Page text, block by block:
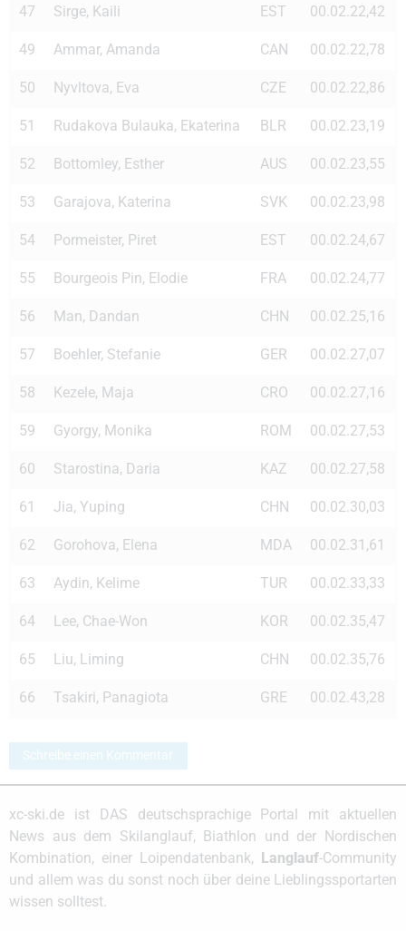
47 Sirge, Kaili EST 00.02.22,42
49 Ammar, Amanda CAN 00.02.22,78
50 Nyvltova, Eva CZE 00.02.22,86
51 Rudakova Bulauka, Ekaterina BLR 00.02.23,19
52 Bottomley, Esther AUS 00.02.23,55
53 Garajova, Katerina SVK 00.02.23,98
54 Pormeister, Piret EST 00.02.24,67
55 Bourgeois Pin, Elodie FRA 00.02.24,77
56 Man, Dandan CHN 00.02.25,16
57 Boehler, Stefanie GER 00.02.27,07
58 Kezele, Maja CRO 00.02.27,16
59 Gyorgy, Monika ROM 00.02.27,53
60 Starostina, Daria KAZ 00.02.27,58
61 Jia, Yuping CHN 00.02.30,03
62 Gorohova, Elena MDA 00.02.31,61
63 Aydin, Kelime TUR 00.02.33,33
64 Lee, Chae-Won KOR 00.02.35,47
65 Liu, Liming CHN 00.02.35,76
66 Tsakiri, Panagiota GRE 00.02.43,28
Schreibe einen Kommentar
xc-ski.de ist DAS deutschsprachige Portal mit aktuellen
News aus dem Skilanglauf, Biathlon und der Nordischen
Kombination, einer Loipendatenbank, Langlauf-Community
und allem was du sonst noch über deine Lieblingssportarten
wissen solltest.